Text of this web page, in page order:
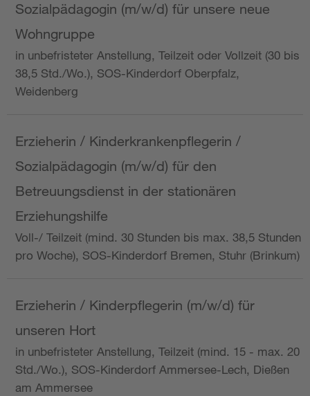
Sozialpädagogin (m/w/d) für unsere neue
Wohngruppe
in unbefristeter Anstellung, Teilzeit oder Vollzeit (30 bis
38,5 Std./Wo.), SOS-Kinderdorf Oberpfalz,
Weidenberg
Erzieherin / Kinderkrankenpflegerin /
Sozialpädagogin (m/w/d) für den
Betreuungsdienst in der stationären
Erziehungshilfe
Voll-/ Teilzeit (mind. 30 Stunden bis max. 38,5 Stunden
pro Woche), SOS-Kinderdorf Bremen, Stuhr (Brinkum)
Erzieherin / Kinderpflegerin (m/w/d) für
unseren Hort
in unbefristeter Anstellung, Teilzeit (mind. 15 - max. 20
Std./Wo.), SOS-Kinderdorf Ammersee-Lech, Dießen
am Ammersee